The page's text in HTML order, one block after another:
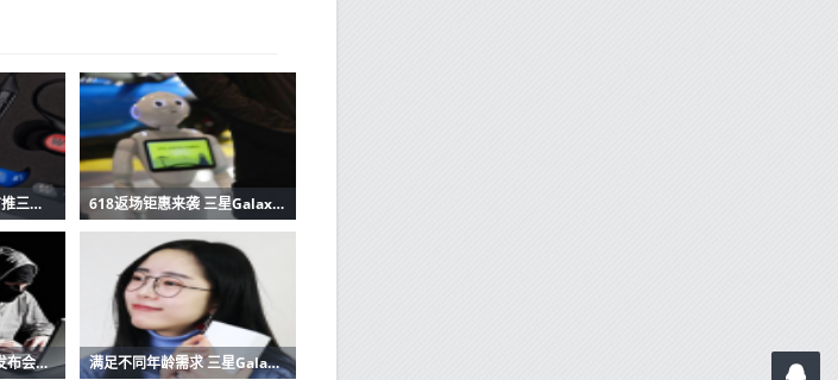
父亲节礼物如何选？首推三星Galaxy Tab S8系列 618返场钜惠来袭 三星Galaxy Tab S8系列不容错过
三星Galaxy全球新品发布会定档7月26日更多惊喜等你探索 满足不同年龄需求 三星Galaxy Tab S8系列暑假购买正当时